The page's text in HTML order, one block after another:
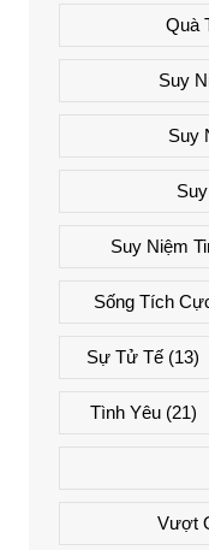
Quà
Suy
Suy
Suy Niệm
Sống Tích
Sự Tử Tế (13)
Tình Yêu (21)
Vượt